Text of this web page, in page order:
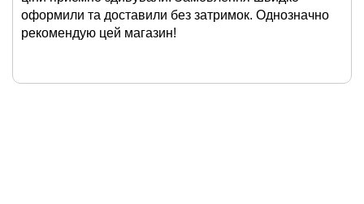
оформили та доставили без затримок. Однозначно
рекомендую цей магазин!